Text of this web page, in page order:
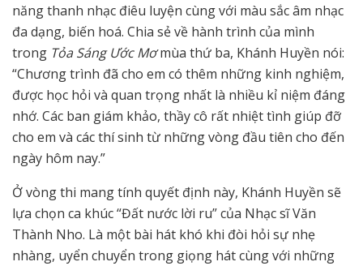
năng thanh nhạc điêu luyện cùng với màu sắc âm nhạc
đa dạng, biến hoá. Chia sẻ về hành trình của mình
trong Tỏa Sáng Ước Mơmùa thứ ba, Khánh Huyền nói:
“Chương trình đã cho em có thêm những kinh nghiệm,
được học hỏi và quan trọng nhất là nhiều kỉ niệm đáng
nhớ. Các ban giám khảo, thầy cô rất nhiệt tình giúp đỡ
cho em và các thí sinh từ những vòng đầu tiên cho đến
ngày hôm nay.”
Ở vòng thi mang tính quyết định này, Khánh Huyền sẽ
lựa chọn ca khúc “Đất nước lời ru” của Nhạc sĩ Văn
Thành Nho. Là một bài hát khó khi đòi hỏi sự nhẹ
nhàng, uyển chuyển trong giọng hát cùng với những